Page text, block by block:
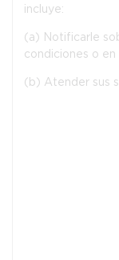
incluye:
(a) Notificarle
condiciones o
(b) Atender sus